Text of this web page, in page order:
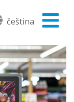
čeština